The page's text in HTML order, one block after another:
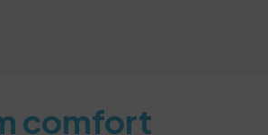
comfort